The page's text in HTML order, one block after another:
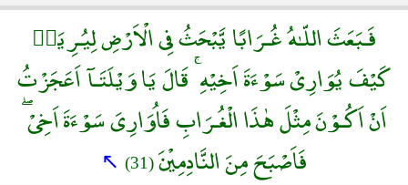
فَـبَعَثَ اللّـٰهُ غُـرَابًا يَّبْحَثُ فِى الْاَرْضِ لِيُـرِيَهٝ
كَيْفَ يُوَارِىْ سَوْءَةَ اَخِيْهِ ۚ قَالَ يَا وَيْلَتَـآ اَعَجَزْتُ
اَنْ اَكُـوْنَ مِثْلَ هٰذَا الْغُـرَابِ فَاُوَارِىَ سَوْءَةَ اَخِىْ ۖ
فَاَصْبَحَ مِنَ النَّادِمِيْنَ(31)
↖